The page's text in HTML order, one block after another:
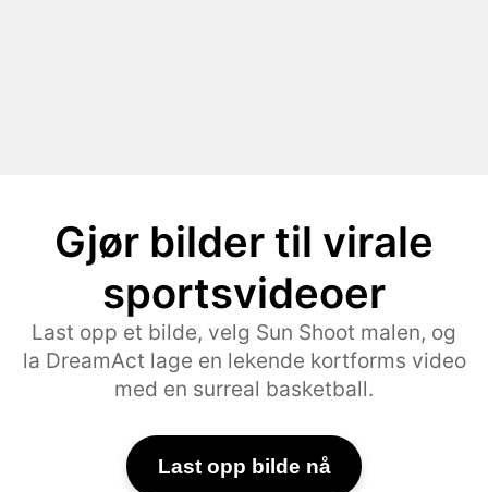
Gjør bilder til virale
sportsvideoer
Last opp et bilde, velg Sun Shoot malen, og
la DreamAct lage en lekende kortforms video
med en surreal basketball.
Last opp bilde nå